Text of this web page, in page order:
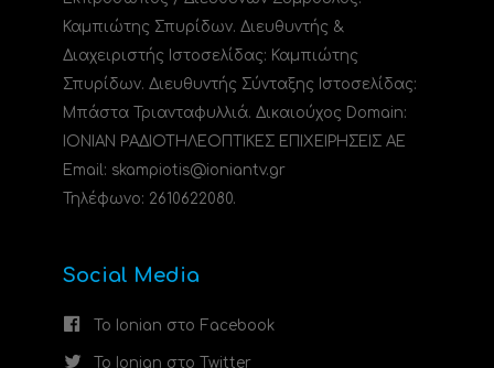
Καμπιώτης Σπυρίδων. Διευθυντής &
Διαχειριστής Ιστοσελίδας: Καμπιώτης
Σπυρίδων. Διευθυντής Σύνταξης Ιστοσελίδας:
Μπάστα Τριανταφυλλιά. Δικαιούχος Domain:
ΙΟΝΙΑΝ ΡΑΔΙΟΤΗΛΕΟΠΤΙΚΕΣ ΕΠΙΧΕΙΡΗΣΕΙΣ ΑΕ
Email: skampiotis@ioniantv.gr
Τηλέφωνο: 2610622080.
Social Media
Το Ionian στο Facebook
Το Ionian στο Twitter